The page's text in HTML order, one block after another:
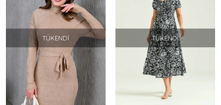
TÜKENDI TÜKENDI